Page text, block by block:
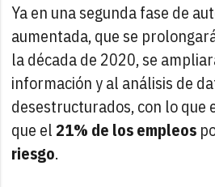
Ya en una segunda fase de
aumentada, que se
la década de 2020, se
información y al análisis de
desestructurados, con lo que
que el21% de los empleos
riesgo.